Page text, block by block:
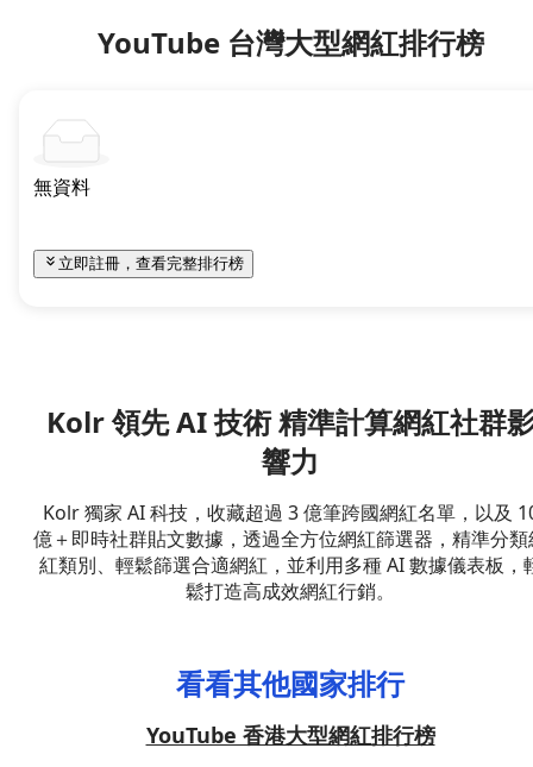
YouTube 台灣大型網紅排行榜
無資料
立即註冊，查看完整排行榜
Kolr 領先 AI 技術 精準計算網紅社群
響力
Kolr 獨家 AI 科技，收藏超過 3 億筆跨國網紅名單，以及
億＋即時社群貼文數據，透過全方位網紅篩選器，精準分類
紅類別、輕鬆篩選合適網紅，並利用多種 AI 數據儀表板，
鬆打造高成效網紅行銷。
看看其他國家排行
YouTube 香港大型網紅排行榜